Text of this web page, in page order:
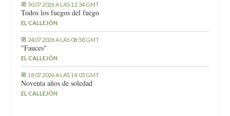
30.07.2026 A LAS 12:34 GMT
Todos los fuegos del fuego
EL CALLEJÓN
24.07.2026 A LAS 08:58 GMT
"Fauces"
EL CALLEJÓN
18.07.2026 A LAS 14:03 GMT
Noventa años de soledad
EL CALLEJÓN